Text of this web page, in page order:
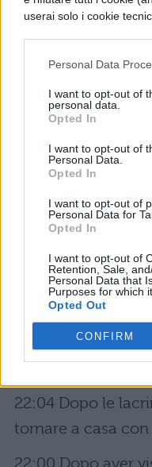
userai solo i cookie
Personal Data
I want to opt-out of
personal data.
Opted In
I want to opt-out of
Personal Data.
Opted In
I want to opt-out of
Personal Data for
Opted In
I want to opt-out of
Retention, Sale,
Personal Data that
Purposes for which
Opted Out
CONFIRM
00:00 In tutti i
alla fine i due
23:30 Nicola si
23:00 Katia
perché non le dà
22:30 Massimo
per i video di Ilaria
22:10 Tocca a
sembrano farsi i
ce la fa più dei
22:04 Dopo le
tornare a casa